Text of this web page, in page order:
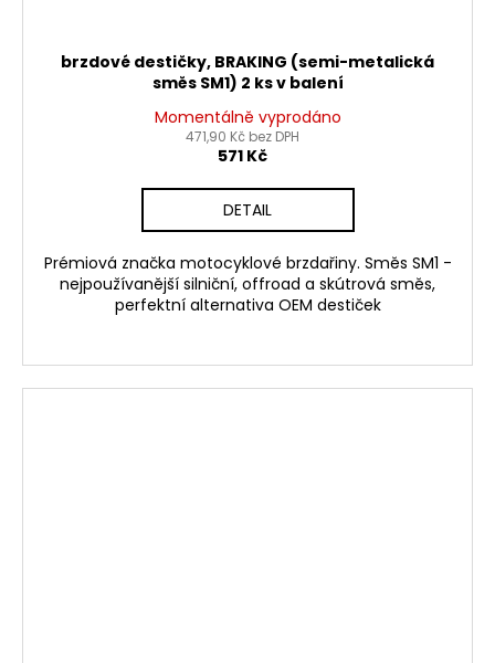
brzdové destičky, BRAKING (semi-metalická
směs SM1) 2 ks v balení
Momentálně vyprodáno
471,90 Kč bez DPH
571 Kč
DETAIL
Prémiová značka motocyklové brzdařiny. Směs SM1 -
nejpoužívanější silniční, offroad a skútrová směs,
perfektní alternativa OEM destiček